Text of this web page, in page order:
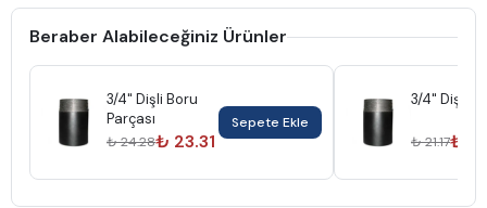
Beraber Alabileceğiniz Ürünler
3/4" Dişli Boru
Parçası
₺ 24.28₺ 23.31
Sepete Ekle
3/4" Dişli
₺ 21.17₺